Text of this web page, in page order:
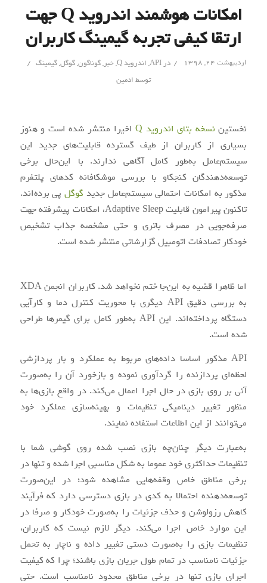
امکانات هوشمند اندروید Q جهت
ارتقا کیفی تجربه گیمینگ کاربران
اردیبهشت ۲۴, ۱۳۹۸ / درAPI
, اندروید Q ,خبر,گوناگون,گوگل,گیمینگ /
توسط ادمین
نخستین نسخه بتای اندروید Q
اخیرا منتشر شده است و هنوز
بسیاری از کاربران از طیف گسترده قابلیت‌های جدید این
سیستم‌عامل به‌طور کامل آگاهی ندارند. با این‌حال برخی
توسعه‌دهندگان کنجکاو با بررسی موشکافانه کدهای پلتفرم
مذکور به امکانات احتمالی سیستم‌عامل جدید گوگلپی برده‌اند.
تاکنون پیرامون قابلیت Adaptive Sleep، امکانات پیشرفته جهت
صرفه‌جویی در مصرف باتری و حتی مشخصه جذاب تشخیص
خودکار تصادفات اتومبیل گزارشاتی منتشر شده است.
اما ظاهرا قضیه به این‌جا ختم نخواهد شد. کاربران انجمن XDA
به بررسی دقیق API دیگری با محوریت کنترل دما و کارآیی
دستگاه پرداخته‌اند. این API به‌طور کامل برای گیمرها طراحی
شده است.
API مذکور اساسا داده‌های مربوط به عملکرد و بار پردازشی
لحظه‌ای پردازنده را گردآوری نموده و بازخورد آن را به‌صورت
آنی بر روی بازی در حال اجرا اعمال می‌کند. در واقع بازی‌ها به
منظور تغییر دینامیکی تنظیمات و بهینه‌سازی عملکرد خود
می‌توانند از این اطلاعات استفاده نمایند.
به‌عبارت دیگر چنان‌چه بازی نصب شده روی گوشی شما با
تنظیمات حداکثری خود عموما به شکل مناسبی اجرا شده و تنها در
برخی مناطق خاص وقفه‌هایی مشاهده شود؛ در این‌صورت
توسعه‌دهنده احتمالا به کدی در بازی دسترسی دارد که فرآیند
کاهش رزولوشن و حذف جزئیات را به‌صورت خودکار و صرفا در
این موارد خاص اجرا می‌کند. دیگر لازم نیست که کاربران،
تنظیمات بازی را به‌صورت دستی تغییر داده و ناچار به تحمل
جزئیات نامناسب در تمام طول جریان بازی باشند؛ چرا که کیفیت
اجرای بازی تنها در برخی مناطق محدود نامناسب است. حتی